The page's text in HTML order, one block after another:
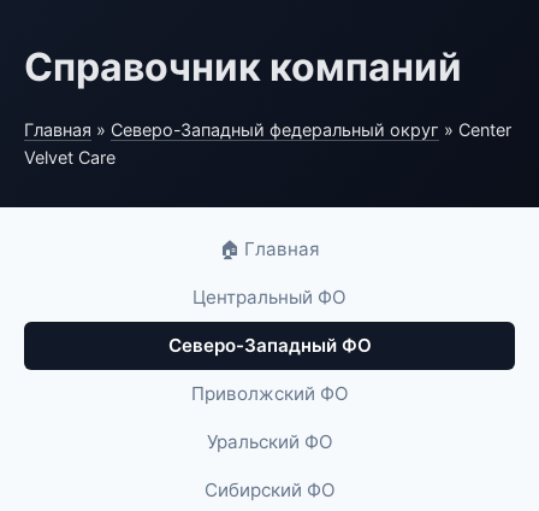
Справочник компаний
Главная » Северо-Западный федеральный округ » Center
Velvet Care
🏠 Главная
Центральный ФО
Северо-Западный ФО
Приволжский ФО
Уральский ФО
Сибирский ФО